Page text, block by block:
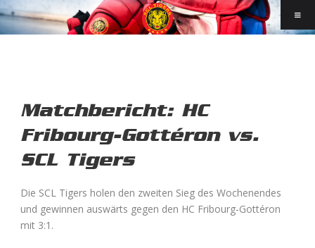
Matchbericht: HC
Fribourg-Gottéron vs.
SCL Tigers
Die SCL Tigers holen den zweiten Sieg des Wochenendes
und gewinnen auswärts gegen den HC Fribourg-Gottéron
mit 3:1.